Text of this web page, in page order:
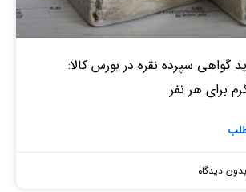
سپرده نقره در بورس کالا:
بدون دیدگاه